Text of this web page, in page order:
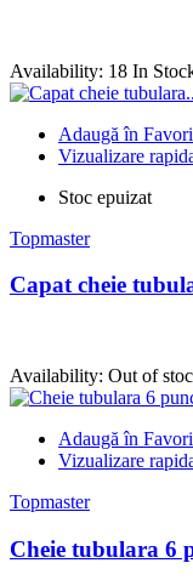
Availability: 18 In
Adaugă în
Vizualizare
Stoc epuizat
Topmaster
Capat cheie
Availability: Out of
Adaugă în
Vizualizare
Topmaster
Cheie tubulara 6